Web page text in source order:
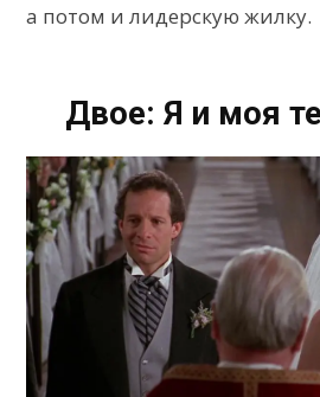
а потом и лидерскую жилку.
Двое: Я и моя